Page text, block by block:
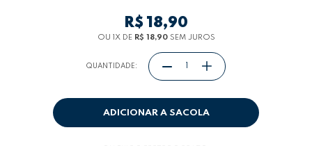
R$ 18,90
OU 1XDE R$ 18,90SEM JUROS
QUANTIDADE:
ADICIONAR A SACOLA